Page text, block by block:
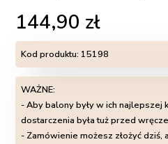
144,90 zł
Kod produktu: 15198
WAŻNE:
- Aby balony były w ich najlepszej
dostarczenia była tuż przed
- Zamówienie możesz złożyć dziś,